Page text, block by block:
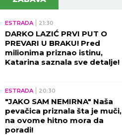
ESTRADA 21:30
DARKO LAZIĆ PRVI PUT O
PREVARI U BRAKU! Pred
milionima priznao istinu,
Katarina saznala sve detalje!
ESTRADA 20:30
"JAKO SAM NEMIRNA" Naša
pevačica priznala šta je muči,
na ovome hitno mora da
poradi!